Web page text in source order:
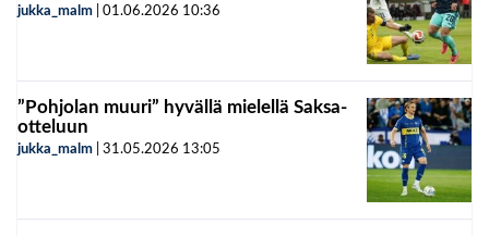
jukka_malm 01.06.2026 10:36
”Pohjolan muuri” hyvällä mielellä Saksa-
otteluun
jukka_malm 31.05.2026 13:05